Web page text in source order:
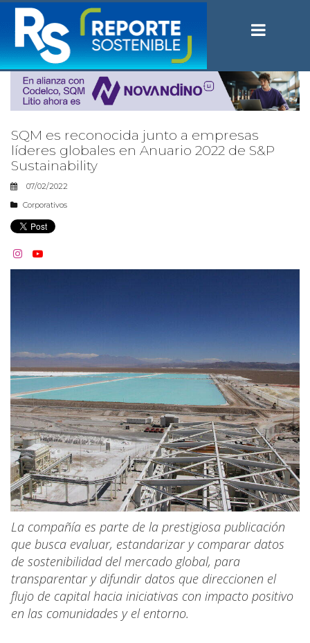
SQM es reconocida junto a empresas
líderes globales en Anuario 2022 de S&P
Sustainability
07/02/2022
Corporativos
 
La compañía es parte de la prestigiosa publicación
que busca evaluar, estandarizar y comparar datos
de sostenibilidad del mercado global, para
transparentar y difundir datos que direccionen el
flujo de capital hacia iniciativas con impacto positivo
en las comunidades y el entorno.